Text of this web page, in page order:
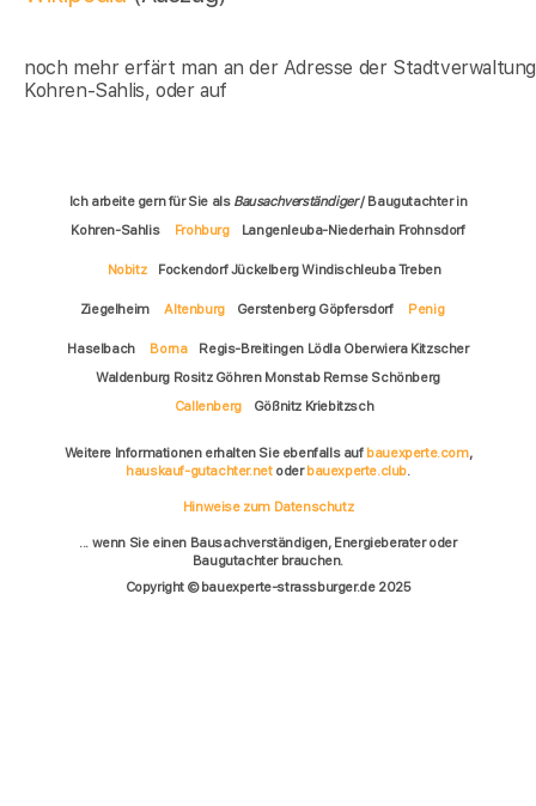
noch mehr erfärt man an der Adresse der
Kohren-Sahlis, oder auf
Ich arbeite gern für Sie als Bausachverständiger/ Baugutachter in
Kohren-Sahlis
Frohburg Langenleuba-Niederhain Frohnsdorf
Nobitz Fockendorf Jückelberg Windischleuba Treben
Ziegelheim Altenburg Gerstenberg Göpfersdorf Penig
Haselbach Borna
Regis-Breitingen Lödla Oberwiera Kitzscher
Waldenburg Rositz Göhren Monstab Remse Schönberg
Callenberg
Gößnitz Kriebitzsch
Weitere Informationen erhalten Sie ebenfalls auf bauexperte.com,
hauskauf-gutachter.netoderbauexperte.club.
Hinweise zum Datenschutz
... wenn Sie einen Bausachverständigen, Energieberater oder
Baugutachter brauchen.
Copyright © bauexperte-strassburger.de 2025